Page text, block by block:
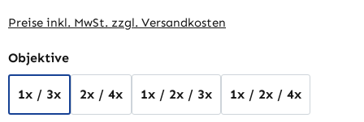
Preise inkl. MwSt. zzgl. Versandkosten
Objektiveauswählen
1x / 3x 2x / 4x 1x / 2x / 3x 1x / 2x / 4x